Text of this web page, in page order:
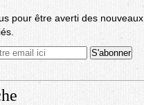
pour être averti des nouveaux